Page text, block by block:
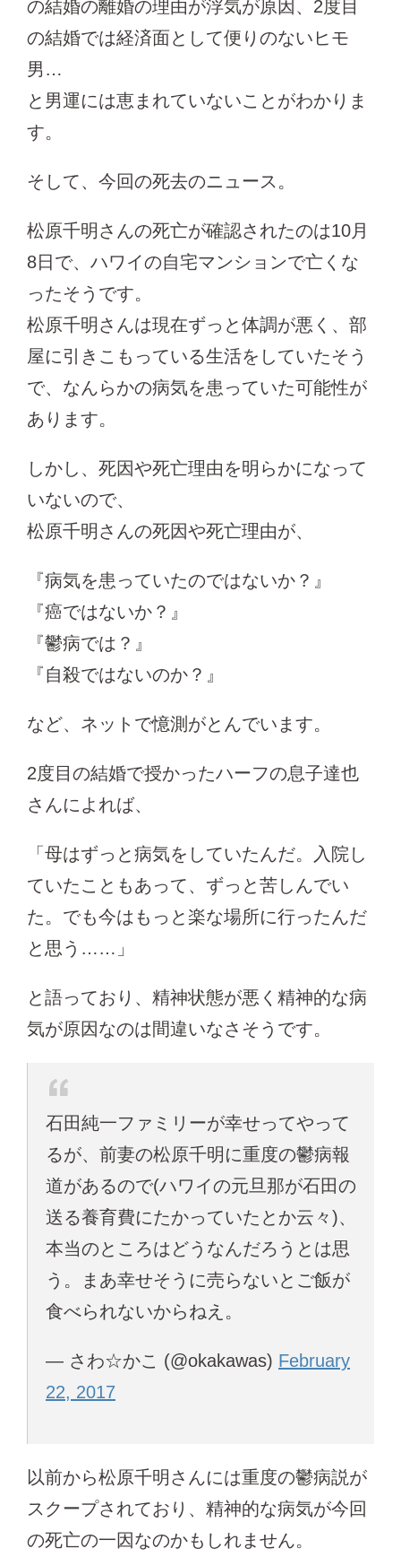
の結婚の離婚の理由が浮気が原因、2度目
の結婚では経済面として便りのないヒモ
男…
と男運には恵まれていないことがわかりま
す。
そして、今回の死去のニュース。
松原千明さんの死亡が確認されたのは10月
8日で、ハワイの自宅マンションで亡くな
ったそうです。
松原千明さんは現在ずっと体調が悪く、部
屋に引きこもっている生活をしていたそう
で、なんらかの病気を患っていた可能性が
あります。
しかし、死因や死亡理由を明らかになって
いないので、
松原千明さんの死因や死亡理由が、
『病気を患っていたのではないか？』
『癌ではないか？』
『鬱病では？』
『自殺ではないのか？』
など、ネットで憶測がとんでいます。
2度目の結婚で授かったハーフの息子達也
さんによれば、
「母はずっと病気をしていたんだ。入院し
ていたこともあって、ずっと苦しんでい
た。でも今はもっと楽な場所に行ったんだ
と思う……」
と語っており、精神状態が悪く精神的な病
気が原因なのは間違いなさそうです。
石田純一ファミリーが幸せってやって
るが、前妻の松原千明に重度の鬱病報
道があるので(ハワイの元旦那が石田の
送る養育費にたかっていたとか云々)、
本当のところはどうなんだろうとは思
う。まあ幸せそうに売らないとご飯が
食べられないからねえ。
— さわ☆かこ (@okakawas) February
22, 2017
以前から松原千明さんには重度の鬱病説が
スクープされており、精神的な病気が今回
の死亡の一因なのかもしれません。